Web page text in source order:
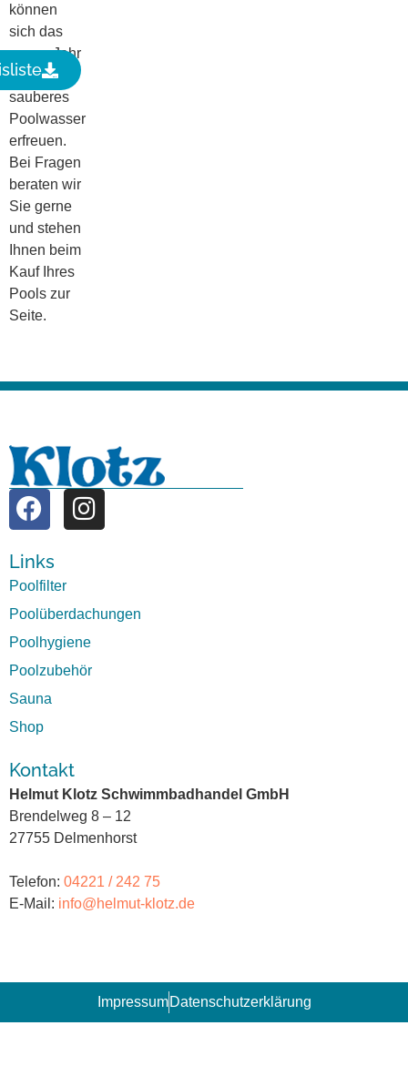
können
sich das
ganze Jahr
über
sauberes
Poolwasser
erfreuen.
Bei Fragen
beraten wir
Sie gerne
und stehen
Ihnen beim
Kauf Ihres
Pools zur
Seite.
Links
Poolfilter
Poolüberdachungen
Poolhygiene
Poolzubehör
Sauna
Shop
Kontakt
Helmut Klotz Schwimmbadhandel GmbH
Brendelweg 8 – 12
27755 Delmenhorst
Telefon: 04221 / 242 75
E-Mail: info@helmut-klotz.de
Impressum Datenschutzerklärung